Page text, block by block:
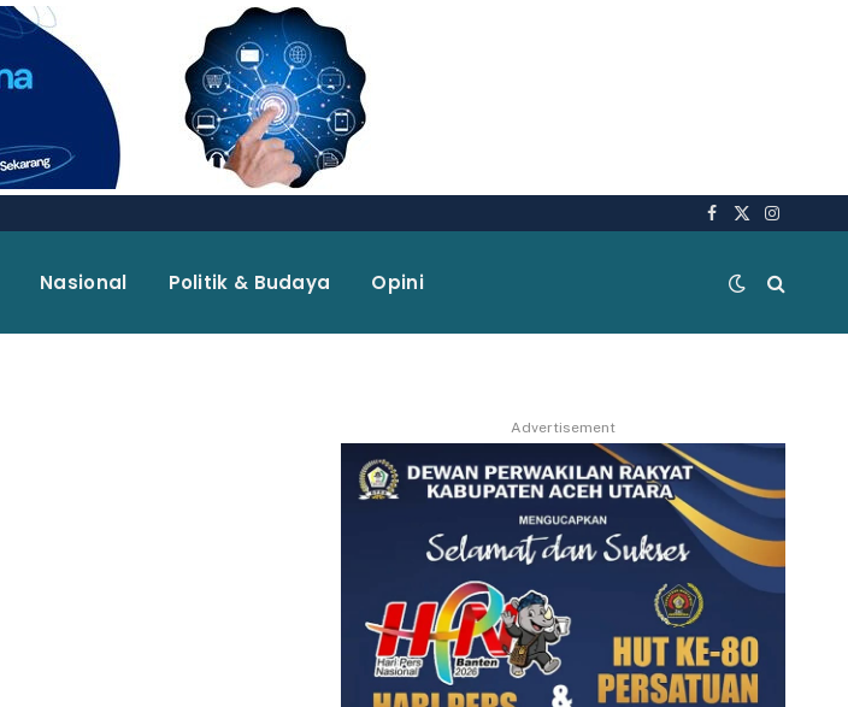
Facebook
X
Nasional Politik & Budaya Opini
Advertisement